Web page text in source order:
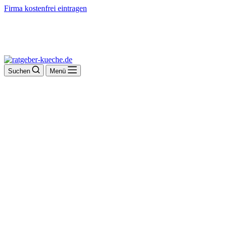
Firma kostenfrei eintragen
Suchen Menü